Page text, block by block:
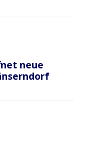
neue